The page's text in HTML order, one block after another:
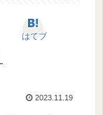
はてブ
2023.11.19